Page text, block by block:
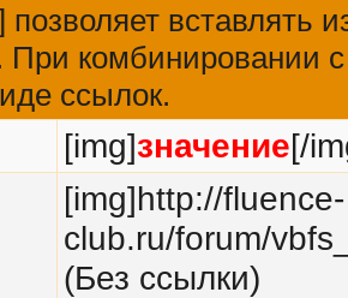
позволяет вставлять
комбинировании
ссылок.
[img]значение[/
[img]http://fluence-
club.ru/forum/
(Без ссылки)